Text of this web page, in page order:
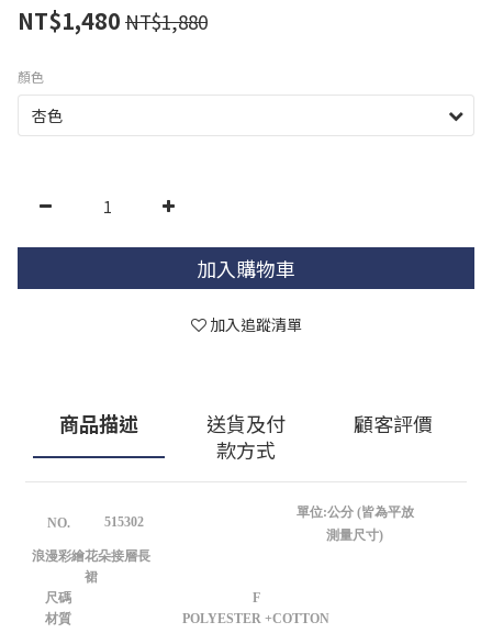
NT$1,480 NT$1,880
顏色
加入購物車
加入追蹤清單
商品描述
送貨及付
款方式
顧客評價
NO. 515302
單位:公分 (皆為平放
測量尺寸)
浪漫彩繪花朵接層長
裙
尺碼
F
材質
POLYESTER +COTTON